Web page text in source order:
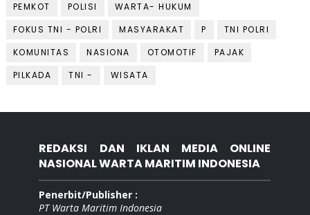
PEMKOT
POLISI
WARTA- HUKUM
FOKUS TNI - POLRI
MASYARAKAT P
TNI POLRI
KOMUNITAS
NASIONA OTOMOTIF
PAJAK
PILKADA
TNI - WISATA
REDAKSI DAN IKLAN MEDIA ONLINE
NASIONAL WARTA MARITIM INDONESIA
Penerbit/Publisher :
PT Warta Maritim Indonesia